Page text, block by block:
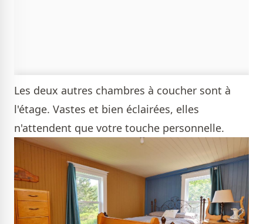
Les deux autres chambres à coucher sont à
l'étage. Vastes et bien éclairées, elles
n'attendent que votre touche personnelle.